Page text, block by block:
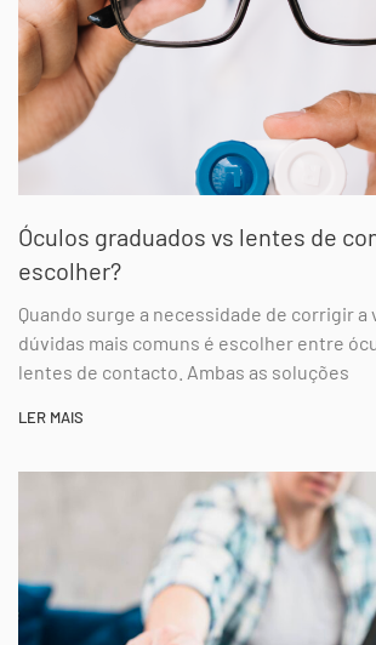
Óculos graduados vs lentes de
escolher?
Quando surge a necessidade de corrigir a
dúvidas mais comuns é escolher entre
lentes de contacto. Ambas as soluções
LER MAIS